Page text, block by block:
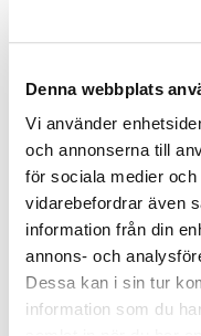
Denna webbplats
Vi använder
och annonserna till
för sociala medier
vidarebefordrar även
information från din
annons- och
Dessa kan i sin tur
information som du